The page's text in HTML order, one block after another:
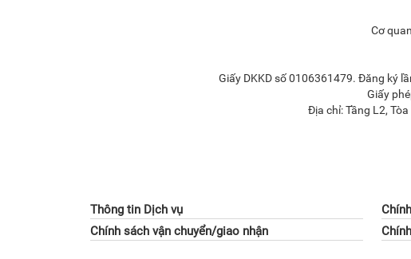
Cơ
Giấy DKKD số 0106361479. Đăng ký
Giấy
Địa chỉ: Tầng L2,
Thông tin Dịch vụ
Chính sách vận chuyển/giao nhận